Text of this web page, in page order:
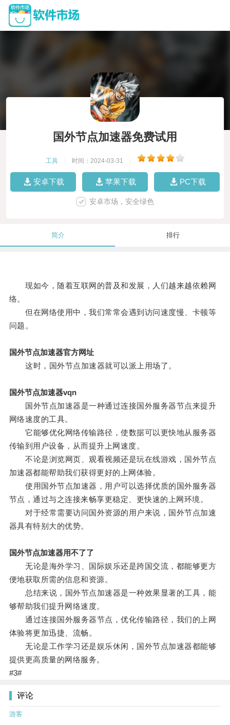
国外节点加速器免费试用
工具 时间：2024-03-31
安卓下载 苹果下载 PC下载
安卓市场，安全绿色
简介 排行
现如今，随着互联网的普及和发展，人们越来越依赖网
络。
但在网络使用中，我们常常会遇到访问速度慢、卡顿等
问题。
国外节点加速器官方网址
这时，国外节点加速器就可以派上用场了。
国外节点加速器vqn
国外节点加速器是一种通过连接国外服务器节点来提升
网络速度的工具。
它能够优化网络传输路径，使数据可以更快地从服务器
传输到用户设备，从而提升上网速度。
不论是浏览网页、观看视频还是玩在线游戏，国外节点
加速器都能帮助我们获得更好的上网体验。
使用国外节点加速器，用户可以选择优质的国外服务器
节点，通过与之连接来畅享更稳定、更快速的上网环境。
对于经常需要访问国外资源的用户来说，国外节点加速
器具有特别大的优势。
国外节点加速器用不了了
无论是海外学习、国际娱乐还是跨国交流，都能够更方
便地获取所需的信息和资源。
总结来说，国外节点加速器是一种效果显著的工具，能
够帮助我们提升网络速度。
通过连接国外服务器节点，优化传输路径，我们的上网
体验将更加迅捷、流畅。
无论是工作学习还是娱乐休闲，国外节点加速器都能够
提供更高质量的网络服务。
#3#
评论
游客